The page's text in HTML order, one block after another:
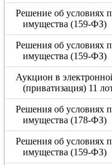
Решение об условиях
имущества (159-ФЗ)
Решения об условиях
имущества (159-ФЗ)
Аукцион в
(приватизация) 11
Решения об условиях
имущества (178-ФЗ)
Решения об условиях
имущества (159-ФЗ)